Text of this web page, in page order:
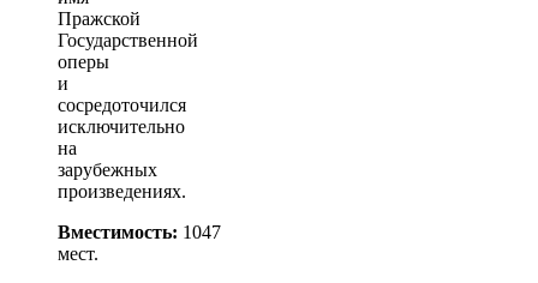
Пражской
Государственной
оперы
и
сосредоточился
исключительно
на
зарубежных
произведениях.
Вместимость: 1047
мест.